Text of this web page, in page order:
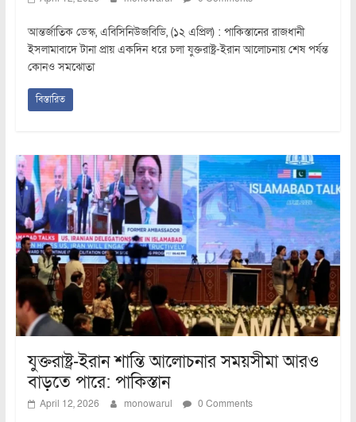
আন্তর্জাতিক ডেস্ক, এবিসিনিউজবিডি, (১২ এপ্রিল) : পাকিস্তানের রাজধানী
ইসলামাবাদে টানা প্রায় একদিন ধরে চলা যুক্তরাষ্ট্র-ইরান আলোচনায় শেষ পর্যন্ত
কোনও সমঝোতা
বিস্তারিত
যুক্তরাষ্ট্র-ইরান শান্তি আলোচনার সময়সীমা আরও
বাড়তে পারে: পাকিস্তান
April 12, 2026 monowarul 0 Comments